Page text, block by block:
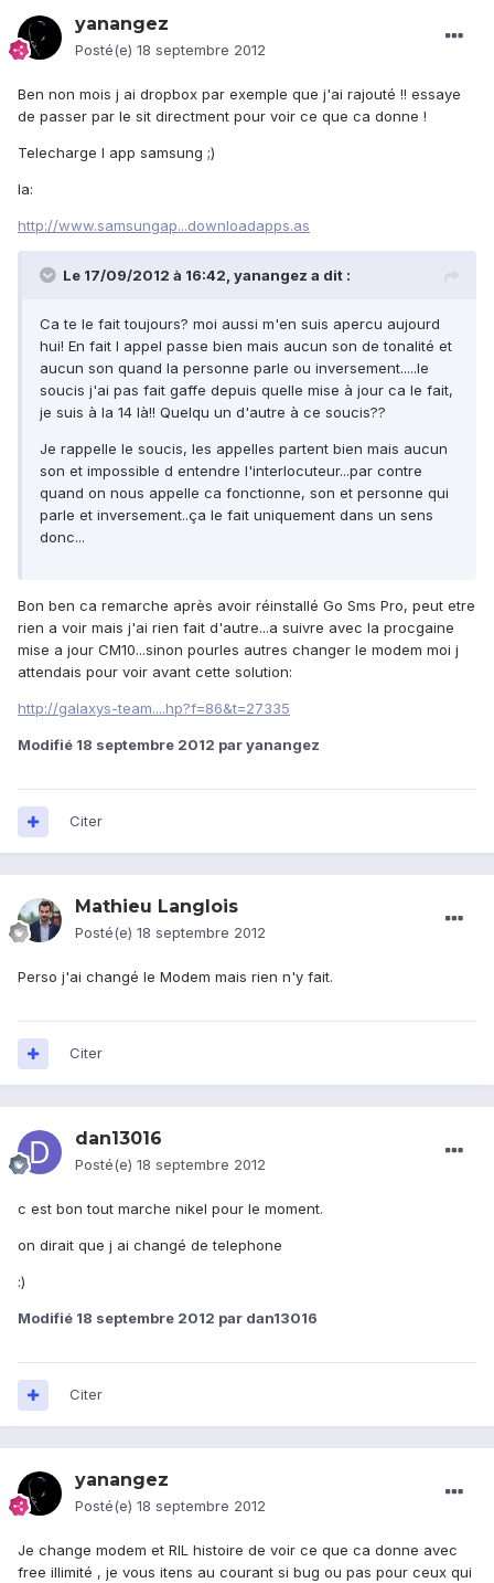
yanangez
Posté(e) 18 septembre 2012
Ben non mois j ai dropbox par exemple que j'ai rajouté !! essaye
de passer par le sit directment pour voir ce que ca donne !
Telecharge l app samsung ;)
la:
http://www.samsungap...downloadapps.as
Le 17/09/2012 à 16:42, yanangez a dit :
Ca te le fait toujours? moi aussi m'en suis apercu aujourd
hui! En fait l appel passe bien mais aucun son de tonalité et
aucun son quand la personne parle ou inversement.....le
soucis j'ai pas fait gaffe depuis quelle mise à jour ca le fait,
je suis à la 14 là!! Quelqu un d'autre à ce soucis??
Je rappelle le soucis, les appelles partent bien mais aucun
son et impossible d entendre l'interlocuteur...par contre
quand on nous appelle ca fonctionne, son et personne qui
parle et inversement..ça le fait uniquement dans un sens
donc...
Bon ben ca remarche après avoir réinstallé Go Sms Pro, peut etre
rien a voir mais j'ai rien fait d'autre...a suivre avec la procgaine
mise a jour CM10...sinon pourles autres changer le modem moi j
attendais pour voir avant cette solution:
http://galaxys-team....hp?f=86&t=27335
Modifié 18 septembre 2012 par yanangez
Citer
Mathieu Langlois
Posté(e) 18 septembre 2012
Perso j'ai changé le Modem mais rien n'y fait.
Citer
dan13016
Posté(e) 18 septembre 2012
c est bon tout marche nikel pour le moment.
on dirait que j ai changé de telephone
:)
Modifié 18 septembre 2012 par dan13016
Citer
yanangez
Posté(e) 18 septembre 2012
Je change modem et RIL histoire de voir ce que ca donne avec
free illimité , je vous itens au courant si bug ou pas pour ceux qui